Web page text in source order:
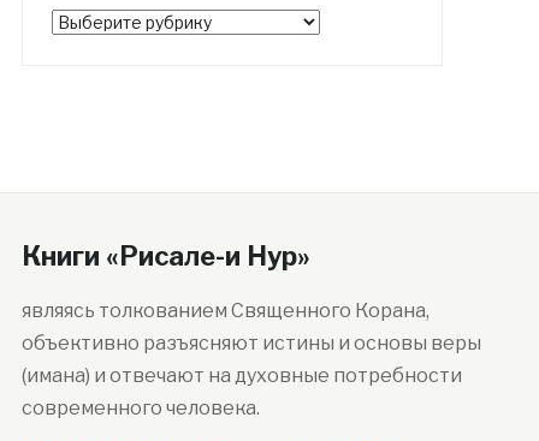
Рубрики
Книги «Рисале-и Нур»
являясь толкованием Священного Корана,
объективно разъясняют истины и основы веры
(имана) и отвечают на духовные потребности
современного человека.